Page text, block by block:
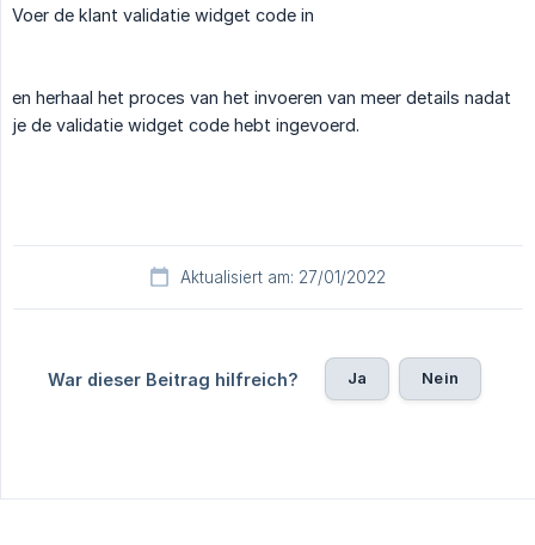
Voer de klant validatie widget code in
en herhaal het proces van het invoeren van meer details nadat
je de validatie widget code hebt ingevoerd.
Aktualisiert am: 27/01/2022
War dieser Beitrag hilfreich? Ja Nein